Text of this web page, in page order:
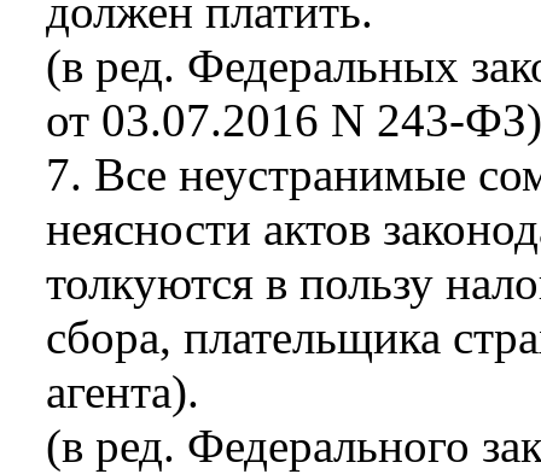
должен платить.
(в ред. Федеральных
от 03.07.2016 N 243-ФЗ)
7. Все неустранимые
неясности актов
толкуются в пользу
сбора, плательщика
агента).
(в ред. Федерального